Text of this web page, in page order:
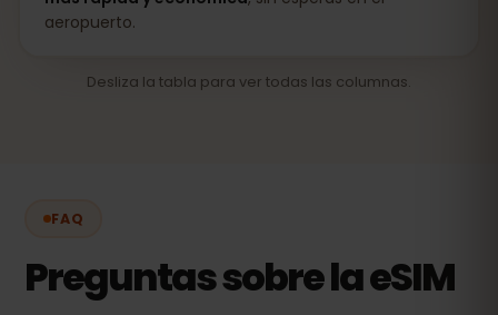
aeropuerto.
Desliza la tabla para ver todas las columnas.
FAQ
Preguntas sobre la eSIM